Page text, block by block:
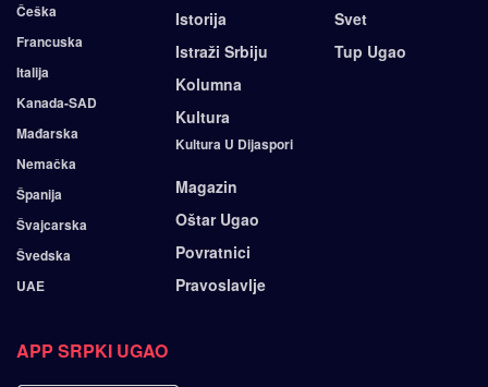
Češka
Francuska
Italija
Kanada-SAD
Mađarska
Nemačka
Španija
Švajcarska
Švedska
UAE
Istorija
Istraži Srbiju
Kolumna
Kultura
Kultura U Dijaspori
Magazin
Oštar Ugao
Povratnici
Pravoslavlje
Svet
Tup Ugao
APP SRPKI UGAO